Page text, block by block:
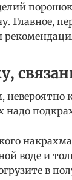
Главное,
надо
воде и
в